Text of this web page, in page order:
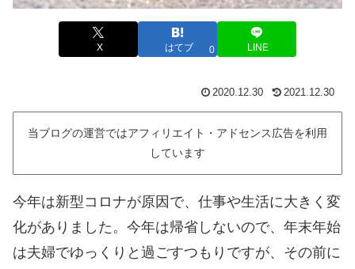
X はてブ 0 LINE
2020.12.30 2021.12.30
当ブログの運営ではアフィリエイト・アドセンス広告を利用
しています
今年は新型コロナが原因で、仕事や生活に大きく変
化がありました。今年は帰省しないので、年末年始
は夫婦でゆっくりと過ごすつもりですが、その前に